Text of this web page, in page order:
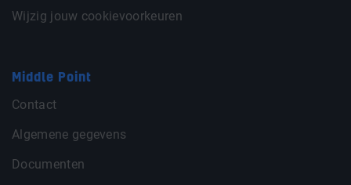
Wijzig jouw cookievoorkeuren
Middle Point
Contact
Algemene gegevens
Documenten